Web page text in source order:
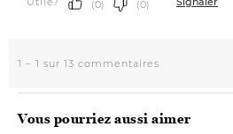
Vous pourriez aussi aimer